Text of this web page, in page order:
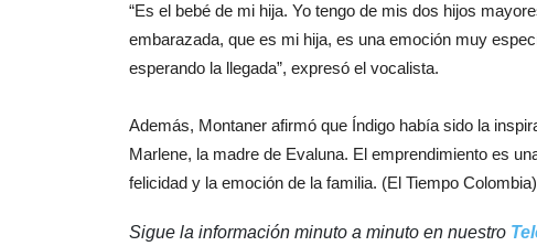
“Es el bebé de mi hija. Yo tengo de mis dos hijos
embarazada, que es mi hija, es una emoción muy
esperando la llegada”, expresó el vocalista.
Además, Montaner afirmó que Índigo había sido la
Marlene, la madre de Evaluna. El emprendimiento es
felicidad y la emoción de la familia. (El Tiempo Colombia)
Sigue la información minuto a minuto en nuestro